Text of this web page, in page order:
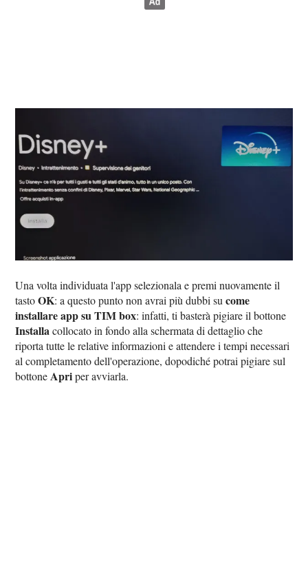
Una volta individuata l'app selezionala e premi nuovamente il
tastoOK: a questo punto non avrai più dubbi sucome
installare app su TIM box: infatti, ti basterà pigiare il bottone
Installa collocato in fondo alla schermata di dettaglio che
riporta tutte le relative informazioni e attendere i tempi necessari
al completamento dell'operazione, dopodiché potrai pigiare sul
bottone Apriper avviarla.